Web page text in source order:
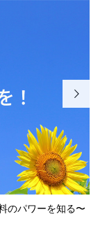
のパワーを知る〜
